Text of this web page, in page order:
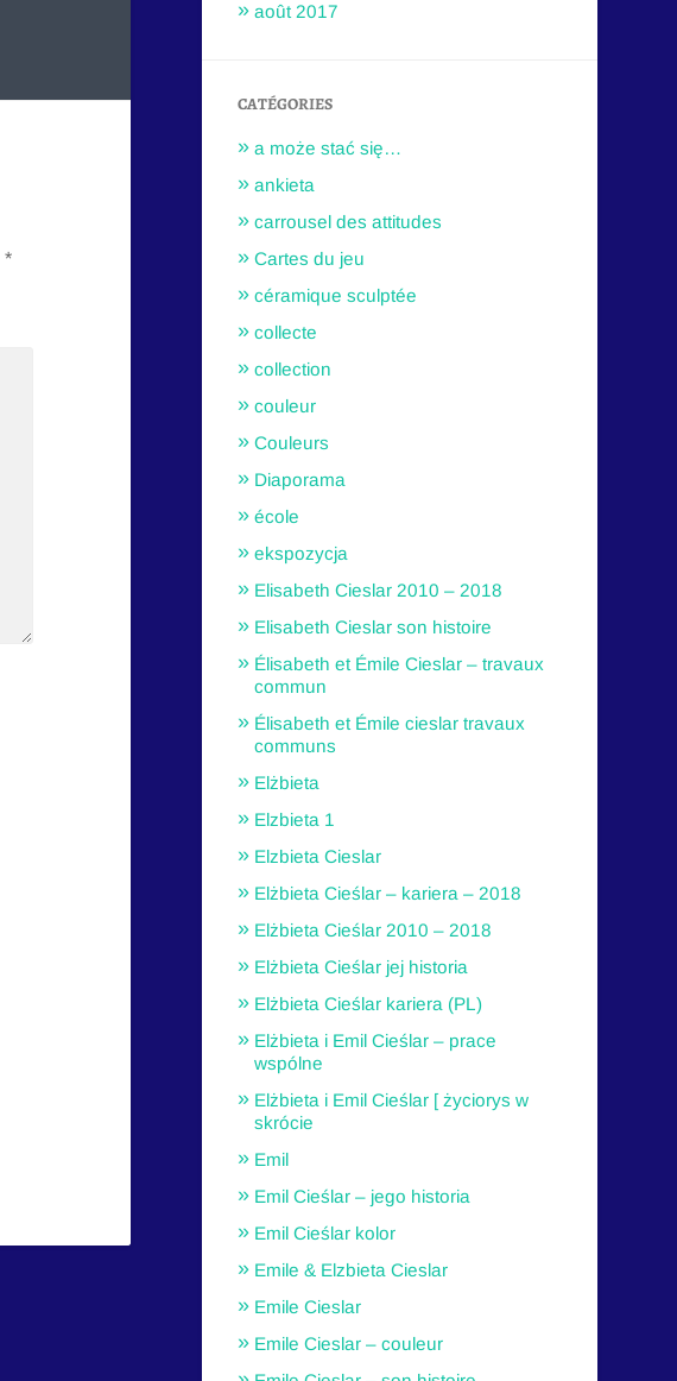
*
août 2017
CATÉGORIES
a może stać się…
ankieta
carrousel des attitudes
Cartes du jeu
céramique sculptée
collecte
collection
couleur
Couleurs
Diaporama
école
ekspozycja
Elisabeth Cieslar 2010 – 2018
Elisabeth Cieslar son histoire
Élisabeth et Émile Cieslar – travaux
commun
Élisabeth et Émile cieslar travaux
communs
Elżbieta
Elzbieta 1
Elzbieta Cieslar
Elżbieta Cieślar – kariera – 2018
Elżbieta Cieślar 2010 – 2018
Elżbieta Cieślar jej historia
Elżbieta Cieślar kariera (PL)
Elżbieta i Emil Cieślar – prace
wspólne
Elżbieta i Emil Cieślar [ życiorys w
skrócie
Emil
Emil Cieślar – jego historia
Emil Cieślar kolor
Emile & Elzbieta Cieslar
Emile Cieslar
Emile Cieslar – couleur